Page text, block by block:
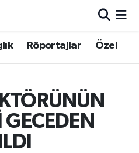
Röportajlar Özel
ve Fikstür